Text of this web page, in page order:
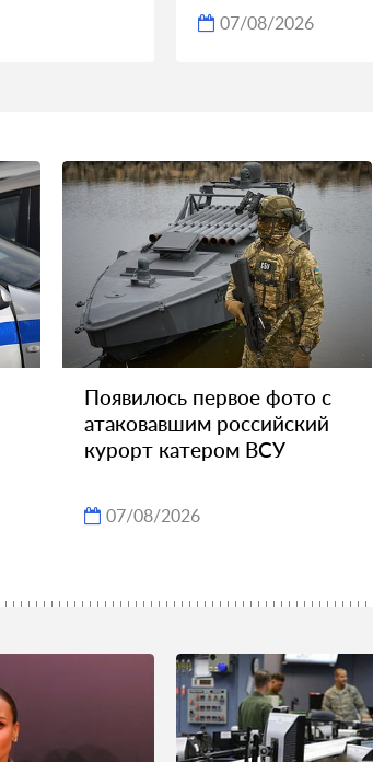
07/08/2026
Появилось первое фото с
атаковавшим российский
курорт катером ВСУ
07/08/2026